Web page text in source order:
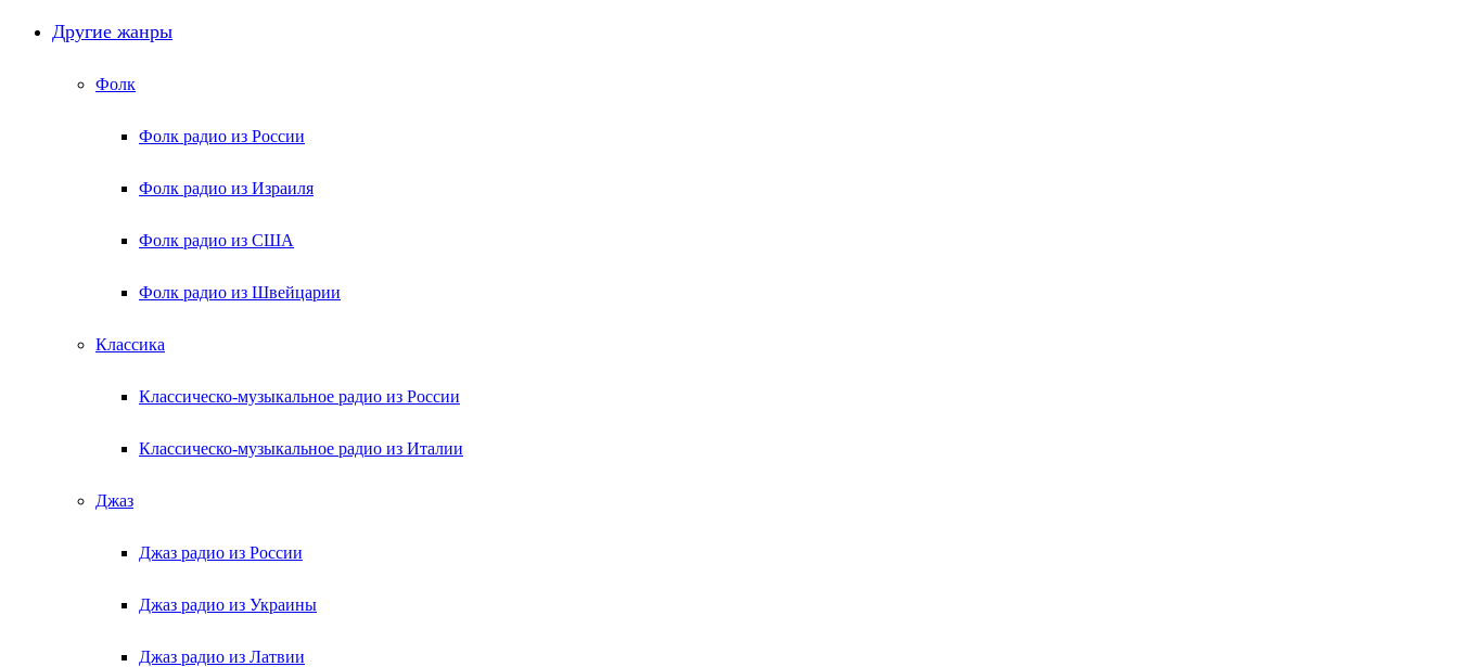
Другие жанры
Фолк
Фолк радио из России
Фолк радио из Израиля
Фолк радио из США
Фолк радио из Швейцарии
Классика
Классическо-музыкальное радио из России
Классическо-музыкальное радио из Италии
Джаз
Джаз радио из России
Джаз радио из Украины
Джаз радио из Латвии